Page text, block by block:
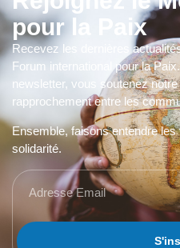
pour la Paix
Recevez les dernières
Forum international pour la
newsletter, vous soutenez
rapprochement entre les
Ensemble, faisons entendre
solidarité.